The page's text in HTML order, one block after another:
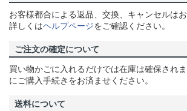
お客様都合による返品、交換、キャンセルはお
詳しくはヘルプページをご確認ください。
ご注文の確定について
買い物かごに入れるだけでは在庫は確保され
にご購入手続きをお済ませください。
送料について